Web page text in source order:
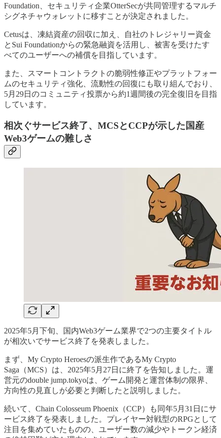
Foundation、セキュリティ企業OtterSecが共同管理するマルチ
シグネチャウォレットに移すことが決定されました。
Cetusは、凍結資産の回収に加え、自社のトレジャリー資金
とSui Foundationからの緊急融資を活用し、被害を受けたす
べてのユーザーへの補償を目指しています。
また、スマートコントラクトの脆弱性修正やプラットフォー
ムのセキュリティ強化、流動性の回復にも取り組んでおり、
5月29日のコミュニティ投票から約1週間後の完全復旧を目指
しています。
相次ぐサービス終了、MCSとCCPが示した国産
Web3ゲームの難しさ
2025年5月下旬、国内Web3ゲーム業界で2つの主要タイトル
が相次いでサービス終了を発表しました。
まず、My Crypto Heroesの派生作であるMy Crypto
Saga（MCS）は、2025年5月27日に終了を告知しました。運
営元のdouble jump.tokyoは、ゲーム開発と運営体制の限界、
方向性の見直しが必要と判断したと説明しました。
続いて、Chain Colosseum Phoenix（CCP）も同年5月31日にサ
ービス終了を発表しました。プレイヤー対戦型のRPGとして
注目を集めていたものの、ユーザー数の減少やトークン経済